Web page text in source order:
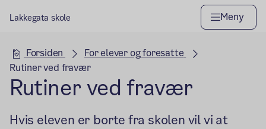
Lakkegata skole Meny
Hovedseksjon
Forsiden
For elever og foresatte
Rutiner ved fravær
Rutiner ved fravær
Hvis eleven er borte fra skolen vil vi at